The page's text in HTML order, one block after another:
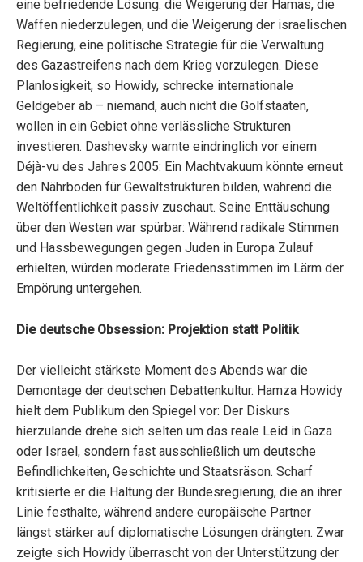
eine befriedende Lösung: die Weigerung der Hamas, die
Waffen niederzulegen, und die Weigerung der israelischen
Regierung, eine politische Strategie für die Verwaltung
des Gazastreifens nach dem Krieg vorzulegen. Diese
Planlosigkeit, so Howidy, schrecke internationale
Geldgeber ab – niemand, auch nicht die Golfstaaten,
wollen in ein Gebiet ohne verlässliche Strukturen
investieren. Dashevsky warnte eindringlich vor einem
Déjà-vu des Jahres 2005: Ein Machtvakuum könnte erneut
den Nährboden für Gewaltstrukturen bilden, während die
Weltöffentlichkeit passiv zuschaut. Seine Enttäuschung
über den Westen war spürbar: Während radikale Stimmen
und Hassbewegungen gegen Juden in Europa Zulauf
erhielten, würden moderate Friedensstimmen im Lärm der
Empörung untergehen.
Die deutsche Obsession: Projektion statt Politik
Der vielleicht stärkste Moment des Abends war die
Demontage der deutschen Debattenkultur. Hamza Howidy
hielt dem Publikum den Spiegel vor: Der Diskurs
hierzulande drehe sich selten um das reale Leid in Gaza
oder Israel, sondern fast ausschließlich um deutsche
Befindlichkeiten, Geschichte und Staatsräson. Scharf
kritisierte er die Haltung der Bundesregierung, die an ihrer
Linie festhalte, während andere europäische Partner
längst stärker auf diplomatische Lösungen drängten. Zwar
zeigte sich Howidy überrascht von der Unterstützung der